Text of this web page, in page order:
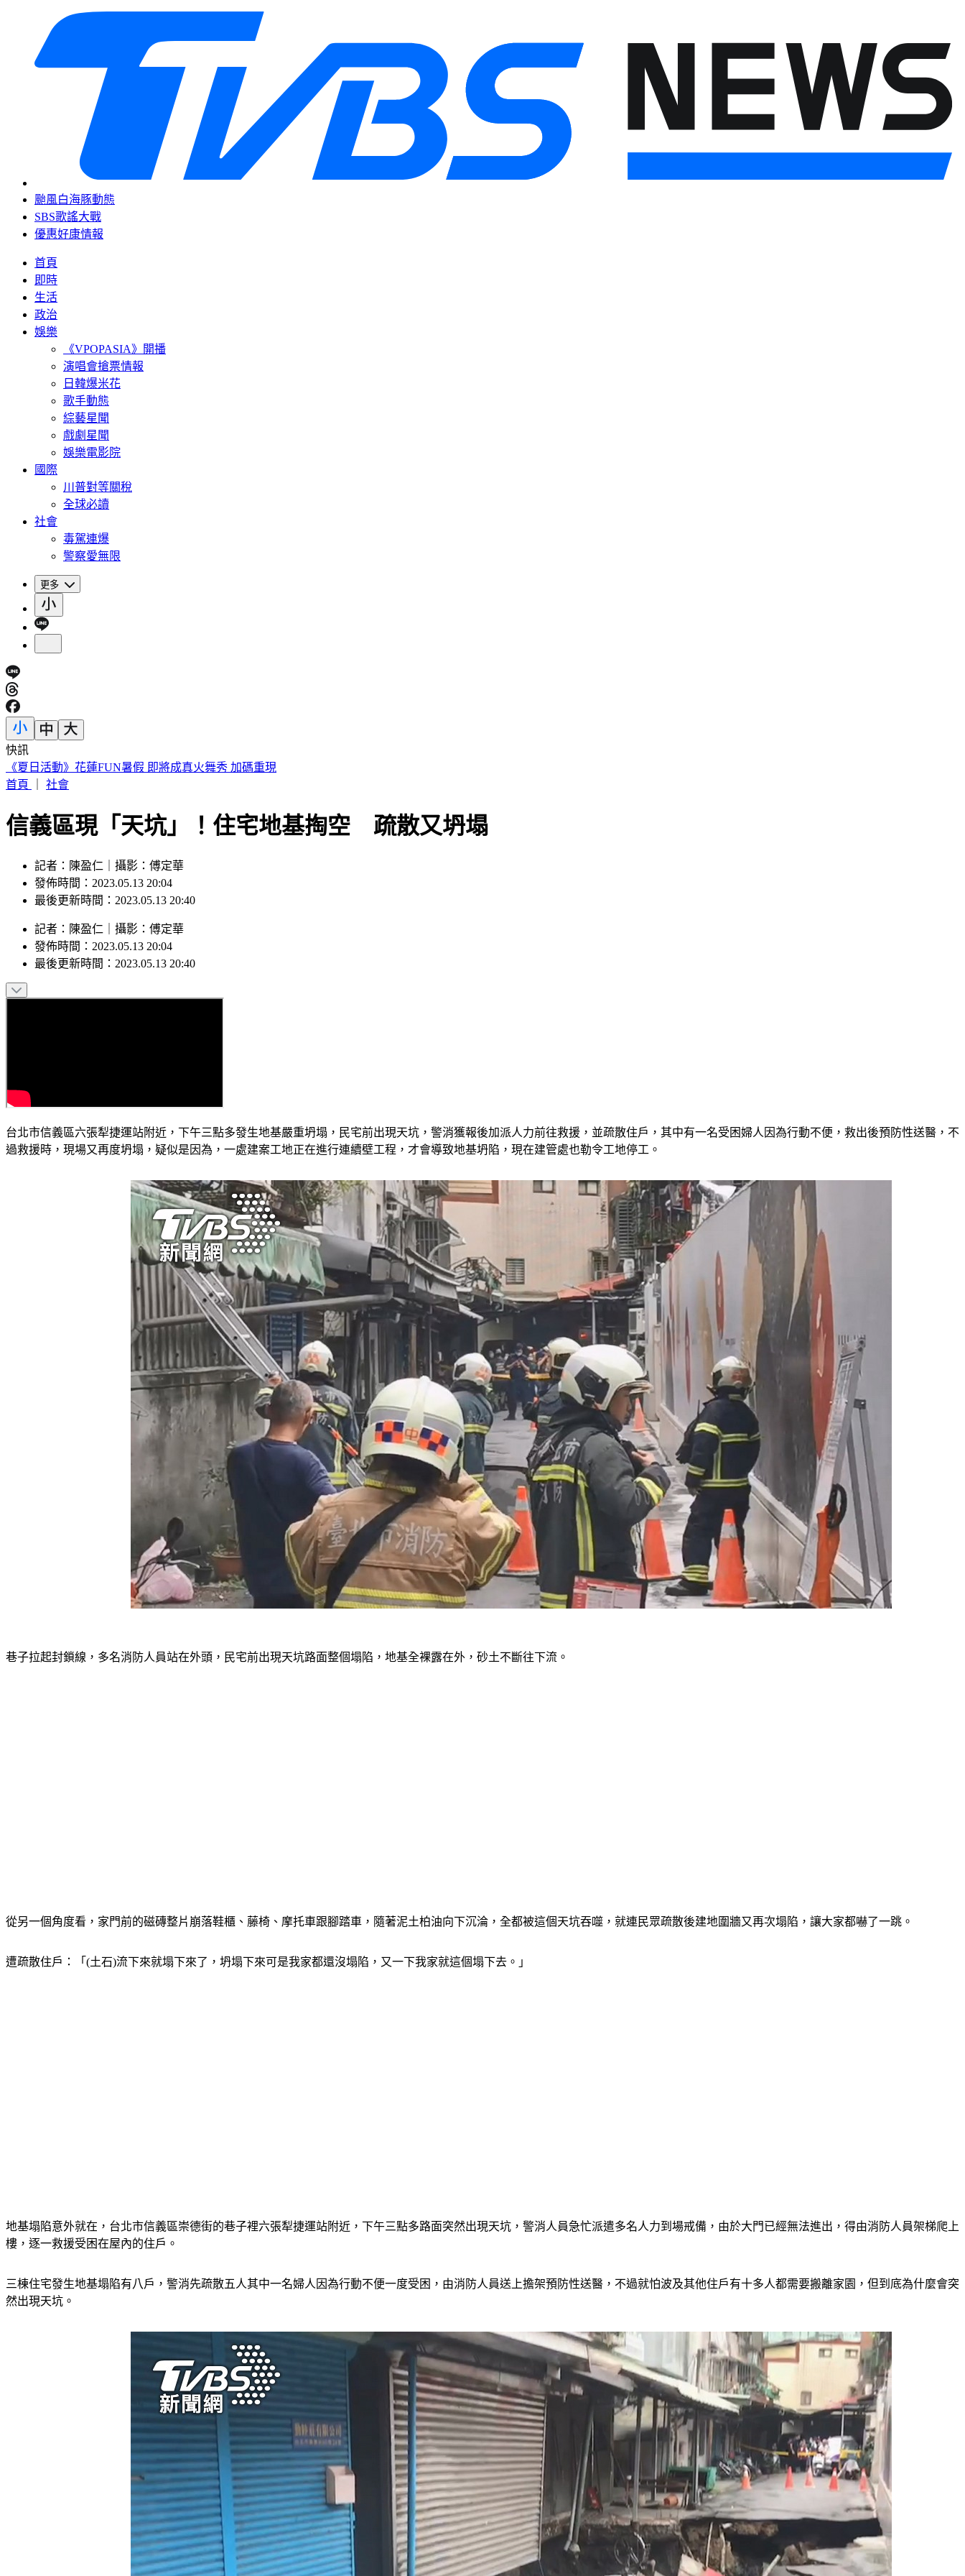
颱風白海豚動態
SBS歌謠大戰
優惠好康情報
首頁
即時
生活
政治
娛樂
《VPOPASIA》開播
演唱會搶票情報
日韓爆米花
歌手動態
綜藝星聞
戲劇星聞
娛樂電影院
國際
川普對等關稅
全球必讀
社會
毒駕連爆
警察愛無限
更多
快訊
《夏日活動》花蓮FUN暑假 即將成真火舞秀 加碼重現
首頁
社會
信義區現「天坑」！住宅地基掏空 疏散又坍塌
記者：陳盈仁｜攝影：傅定華
發佈時間：2023.05.13 20:04
最後更新時間：2023.05.13 20:40
記者 ： 陳盈仁 攝影 ： 傅定華
發佈時間： 2023.05.13 20:04
最後更新時間： 2023.05.13 20:40
台北市信義區六張犁捷運站附近，下午三點多發生地基嚴重坍塌，民宅前出現天坑，警消獲報後加派人力前往救援，並疏散住戶，其中有一名受困婦人因為行動不便，救出後預防性送醫，不
過救援時，現場又再度坍塌，疑似是因為，一處建案工地正在進行連續壁工程，才會導致地基坍陷，現在建管處也勒令工地停工。
巷子拉起封鎖線，多名消防人員站在外頭，民宅前出現天坑路面整個塌陷，地基全裸露在外，砂土不斷往下流。
從另一個角度看，家門前的磁磚整片崩落鞋櫃、藤椅、摩托車跟腳踏車，隨著泥土柏油向下沉淪，全都被這個天坑吞噬，就連民眾疏散後建地圍牆又再次塌陷，讓大家都嚇了一跳。
遭疏散住戶：「(土石)流下來就塌下來了，坍塌下來可是我家都還沒塌陷，又一下我家就這個塌下去。」
地基塌陷意外就在，台北市信義區崇德街的巷子裡六張犁捷運站附近，下午三點多路面突然出現天坑，警消人員急忙派遣多名人力到場戒備，由於大門已經無法進出，得由消防人員架梯爬上
樓，逐一救援受困在屋內的住戶。
三棟住宅發生地基塌陷有八戶，警消先疏散五人其中一名婦人因為行動不便一度受困，由消防人員送上擔架預防性送醫，不過就怕波及其他住戶有十多人都需要搬離家園，但到底為什麼會突
然出現天坑。